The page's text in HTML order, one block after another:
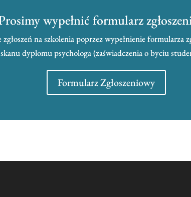
wypełnić formularz
na szkolenia poprzez wypełnienie formularza
skanu dyplomu psychologa (zaświadczenia o byciu
Formularz Zgłoszeniowy